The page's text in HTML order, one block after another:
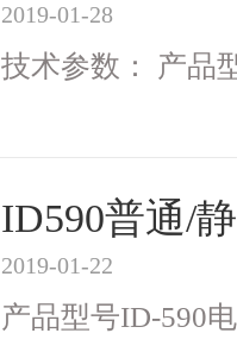
2019-01-28
技术参数： 产品
ID590普通/
2019-01-22
产品型号ID-590